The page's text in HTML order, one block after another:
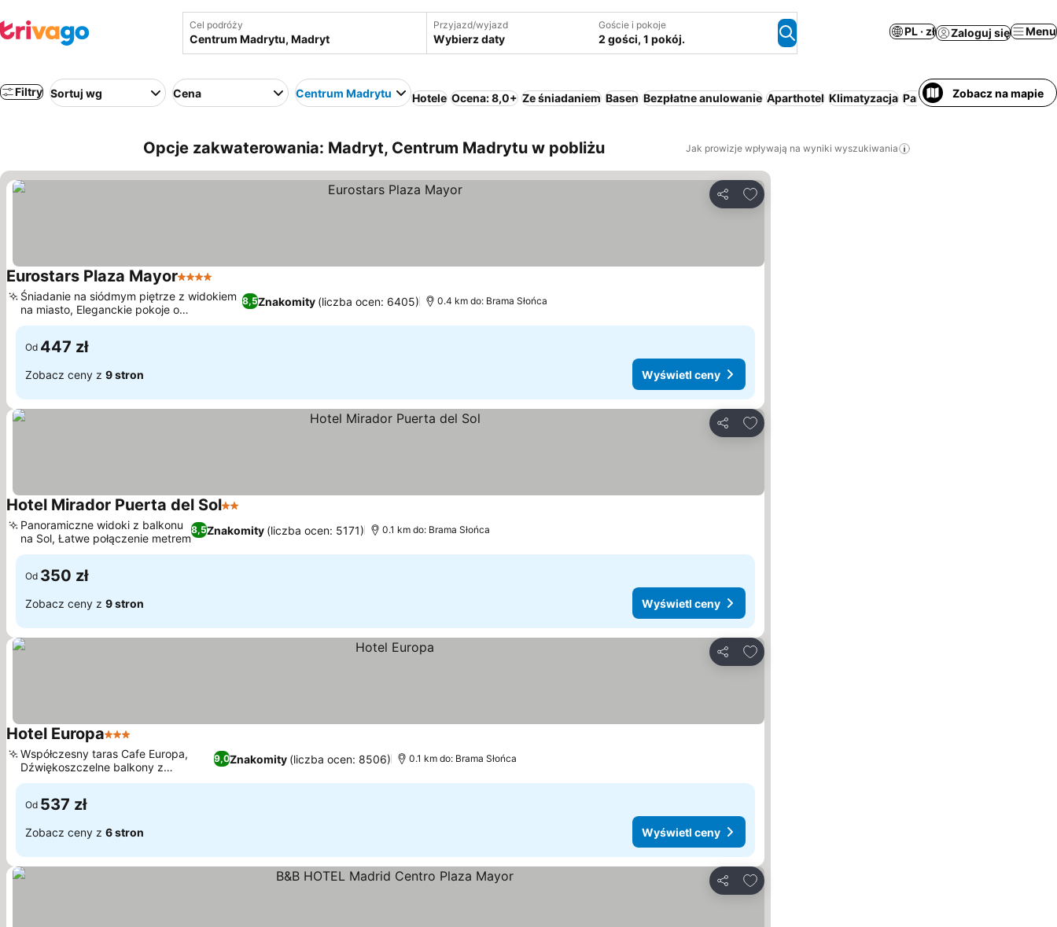
Cel podróży Przyjazd/wyjazd
Wybierz daty
Goście i pokoje
2 gości, 1 pokój.
PL · zł Zaloguj się Menu
Filtry Sortuj wg Cena Centrum Madrytu Hotele Ocena: 8,0+ Ze śniadaniem Basen Bezpłatne anulowanie Aparthotel Klimatyzacja Parking Cały dom/
Zobacz na mapie
Opcje zakwaterowania: Madryt, Centrum Madrytu w pobliżu Jak prowizje wpływają na wyniki wyszukiwania
Udostępnij
Dodaj do ulubionych
Eurostars Plaza Mayor4 Kategoria
8,5Znakomity (liczba ocen: 6405)
Śniadanie na siódmym piętrze z widokiem
na miasto, Eleganckie pokoje o
współczesnym designie
0.4 km do: Brama Słońca
Od 447 zł
Zobacz ceny z 9 stron Wyświetl ceny
Udostępnij
Dodaj do ulubionych
Hotel Mirador Puerta del Sol2 Kategoria
8,5Znakomity (liczba ocen: 5171)
Panoramiczne widoki z balkonu
na Sol, Łatwe połączenie metrem
0.1 km do: Brama Słońca
Od 350 zł
Zobacz ceny z 9 stron Wyświetl ceny
Udostępnij
Dodaj do ulubionych
Hotel Europa3 Kategoria
9,0Znakomity (liczba ocen: 8506)
Współczesny taras Cafe Europa,
Dźwiękoszczelne balkony z
widokiem na plac
0.1 km do: Brama Słońca
Od 537 zł
Zobacz ceny z 6 stron Wyświetl ceny
Udostępnij
Dodaj do ulubionych